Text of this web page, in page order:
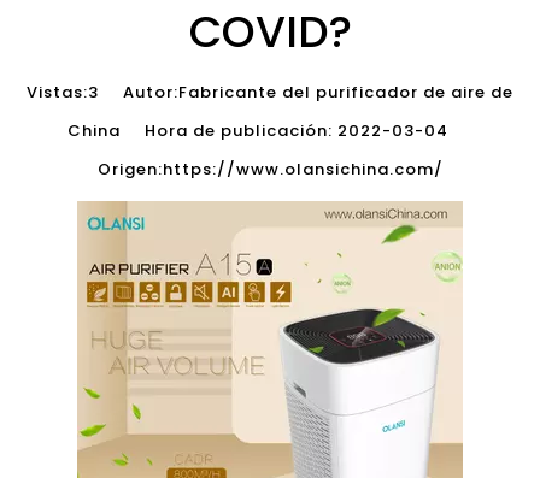
COVID?
Vistas:3 Autor:Fabricante del purificador de aire de
China Hora de publicación: 2022-03-04
Origen:https://www.olansichina.com/